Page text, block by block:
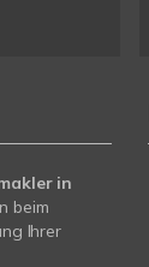
in
beim
Ihrer